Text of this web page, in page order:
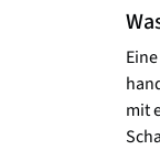
mit